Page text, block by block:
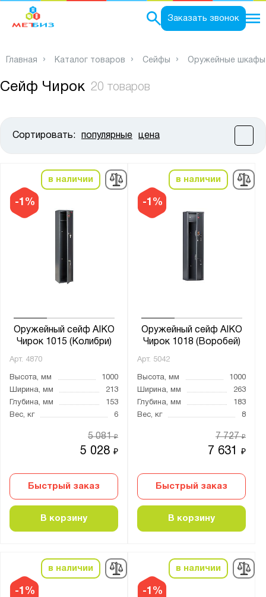
Заказать звонок
Главная Каталог товаров Сейфы Оружейные
Сейф Чирок 20 товаров
Сортировать: популярные цена
-1%
в наличии
Оружейный сейф AIKO
Чирок 1015 (Колибри)
Арт. 4870
Высота, мм
1000
Ширина, мм
213
Глубина, мм
153
Вес, кг
6
5 028₽
5 081₽
Быстрый заказ
В корзину
-1%
в наличии
Оружейный сейф AIKO
Чирок 1018 (Воробей)
Арт. 5042
Высота, мм
1000
Ширина, мм
263
Глубина, мм
183
Вес, кг
8
7 631₽
7 727₽
Быстрый заказ
В корзину
-1%
в наличии
-1%
в наличии
Высота, мм:
от
от до
Класс взломостойкости:
0 класс
S1 класс
30Б
Количество полок, шт.:
Тип покрытия поверхности: